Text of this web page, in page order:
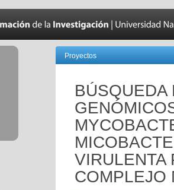
Proyectos
BÚSQUEDA
VIRULENTA
COMPLEJO